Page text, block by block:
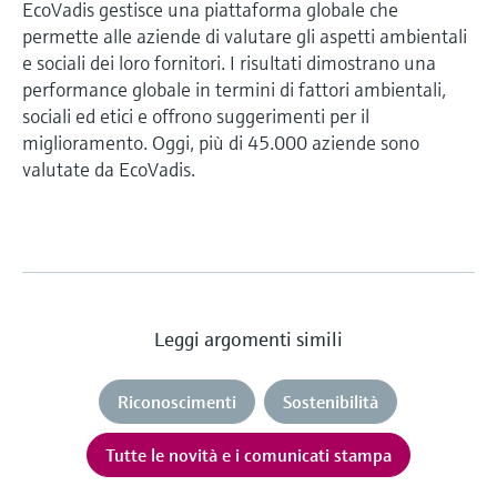
EcoVadis gestisce una piattaforma globale che
permette alle aziende di valutare gli aspetti ambientali
e sociali dei loro fornitori. I risultati dimostrano una
performance globale in termini di fattori ambientali,
sociali ed etici e offrono suggerimenti per il
miglioramento. Oggi, più di 45.000 aziende sono
valutate da EcoVadis.
Leggi argomenti simili
Riconoscimenti Sostenibilità
Tutte le novità e i comunicati stampa